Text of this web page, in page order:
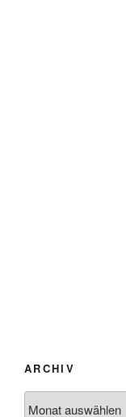
ARCHIV